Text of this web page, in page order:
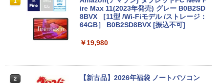
ire Max 11(2023年発売) グレー B0B2SD
8BVX ［11型 /Wi-Fiモデル /ストレージ：
64GB］ B0B2SD8BVX [振込不可]
￥19,980
2
【新古品】2026年福袋 ノートパソコン